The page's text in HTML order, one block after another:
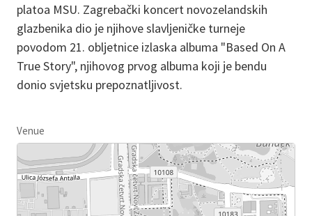
platoa MSU. Zagrebački koncert novozelandskih
glazbenika dio je njihove slavljeničke turneje
povodom 21. obljetnice izlaska albuma "Based On A
True Story", njihovog prvog albuma koji je bendu
donio svjetsku prepoznatljivost.
Venue